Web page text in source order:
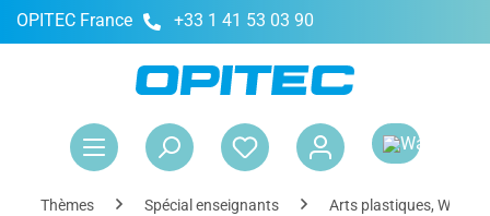
principal
OPITEC France +33 1 41 53 03 90
Thèmes Spécial enseignants Arts plastiques, WTG,